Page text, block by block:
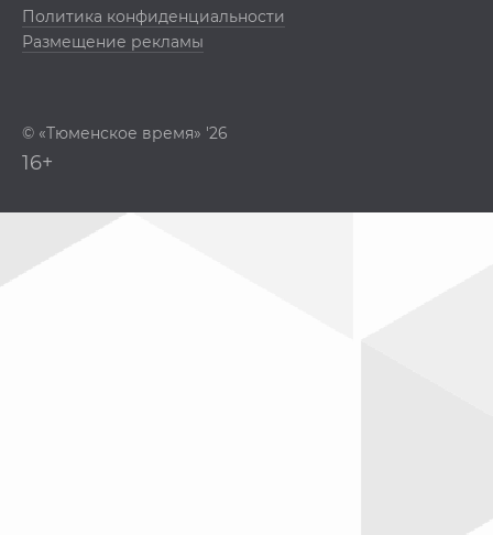
Политика конфиденциальности
Размещение рекламы
© «Тюменское время» '26
16+